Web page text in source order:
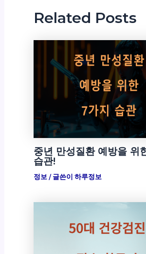
Related Posts
중년 만성질환 예방을 위
습관!
정보/ 글쓴이 하루정보